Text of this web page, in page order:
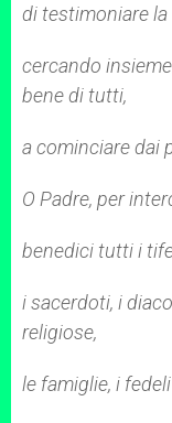
di testimoniare la
cercando
bene di tutti,
a cominciare dai
O Padre, per
benedici tutti i
i sacerdoti, i
religiose,
le famiglie, i